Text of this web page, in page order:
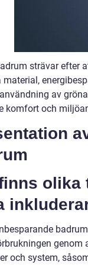
strävar efter
material,
av
komfort och
olika
genom
och system,